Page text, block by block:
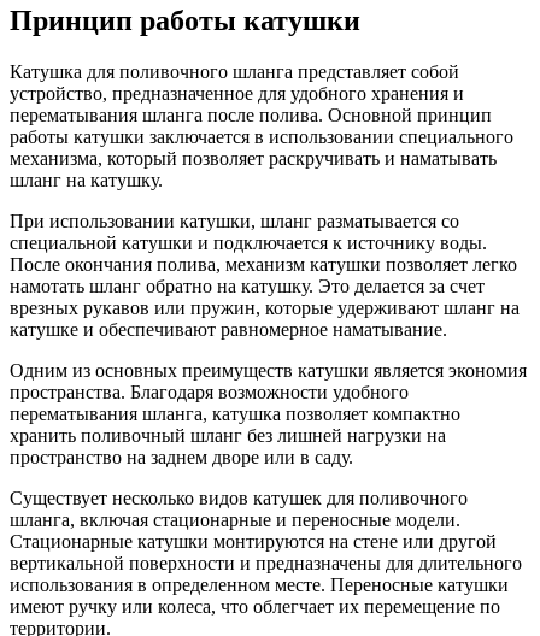
Принцип работы катушки
Катушка для поливочного шланга представляет собой
устройство, предназначенное для удобного хранения и
перематывания шланга после полива. Основной принцип
работы катушки заключается в использовании специального
механизма, который позволяет раскручивать и наматывать
шланг на катушку.
При использовании катушки, шланг разматывается со
специальной катушки и подключается к источнику воды.
После окончания полива, механизм катушки позволяет легко
намотать шланг обратно на катушку. Это делается за счет
врезных рукавов или пружин, которые удерживают шланг на
катушке и обеспечивают равномерное наматывание.
Одним из основных преимуществ катушки является экономия
пространства. Благодаря возможности удобного
перематывания шланга, катушка позволяет компактно
хранить поливочный шланг без лишней нагрузки на
пространство на заднем дворе или в саду.
Существует несколько видов катушек для поливочного
шланга, включая стационарные и переносные модели.
Стационарные катушки монтируются на стене или другой
вертикальной поверхности и предназначены для длительного
использования в определенном месте. Переносные катушки
имеют ручку или колеса, что облегчает их перемещение по
территории.